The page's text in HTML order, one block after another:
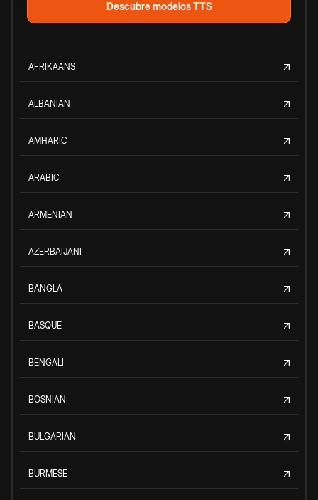
Descubre modelos TTS
AFRIKAANS
ALBANIAN
AMHARIC
ARABIC
ARMENIAN
AZERBAIJANI
BANGLA
BASQUE
BENGALI
BOSNIAN
BULGARIAN
BURMESE